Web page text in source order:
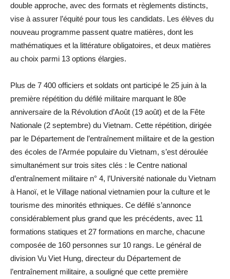
double approche, avec des formats et règlements distincts,
vise à assurer l’équité pour tous les candidats. Les élèves du
nouveau programme passent quatre matières, dont les
mathématiques et la littérature obligatoires, et deux matières
au choix parmi 13 options élargies.
Plus de 7 400 officiers et soldats ont participé le 25 juin à la
première répétition du défilé militaire marquant le 80e
anniversaire de la Révolution d’Août (19 août) et de la Fête
Nationale (2 septembre) du Vietnam. Cette répétition, dirigée
par le Département de l’entraînement militaire et de la gestion
des écoles de l’Armée populaire du Vietnam, s’est déroulée
simultanément sur trois sites clés : le Centre national
d’entraînement militaire n° 4, l’Université nationale du Vietnam
à Hanoï, et le Village national vietnamien pour la culture et le
tourisme des minorités ethniques. Ce défilé s’annonce
considérablement plus grand que les précédents, avec 11
formations statiques et 27 formations en marche, chacune
composée de 160 personnes sur 10 rangs. Le général de
division Vu Viet Hung, directeur du Département de
l’entraînement militaire, a souligné que cette première